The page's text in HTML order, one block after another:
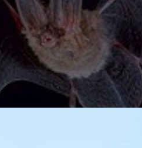
họ Pteropodidae là vật chủ tự nhiên